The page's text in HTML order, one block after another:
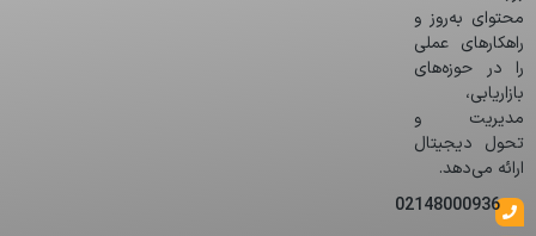
محتوای به‌روز و
راهکارهای عملی
را در حوزه‌های
بازاریابی،
مدیریت و
تحول دیجیتال
ارائه می‌دهد.
02148000936